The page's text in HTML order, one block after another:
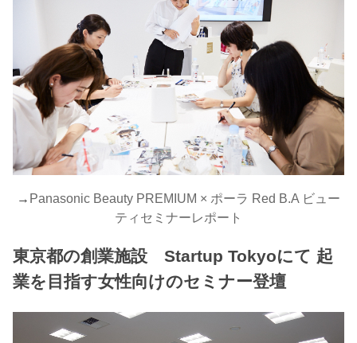
→ Panasonic Beauty PREMIUM × ポーラ Red B.A ビュー
ティセミナーレポート
東京都の創業施設 Startup Tokyoにて 起
業を目指す女性向けのセミナー登壇